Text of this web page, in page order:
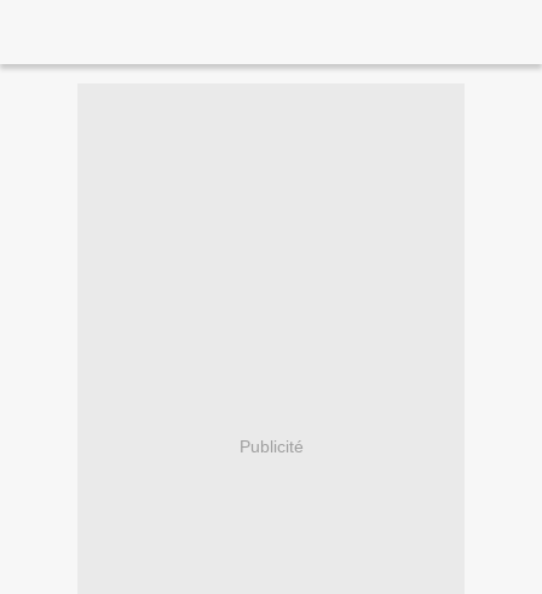
Publicité